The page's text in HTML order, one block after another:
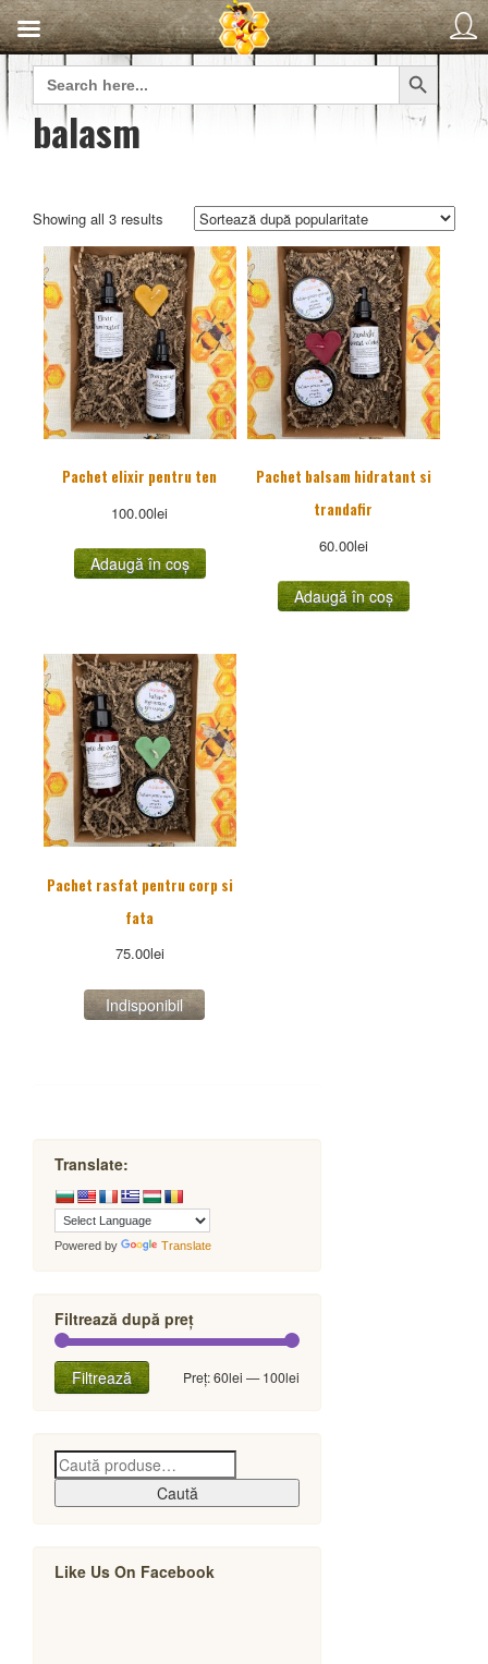
Search
for:
Search Button
balasm
Showing all 3 results Sorted
by
popularity
Pachet elixir pentru ten
100.00lei
Adaugă în coș
Pachet balsam hidratant si
trandafir
60.00lei
Adaugă în coș
Pachet rasfat pentru corp si
fata
75.00lei
Translate:
Powered by Translate
Filtrează după preț
Filtrează Preț:60lei —100lei
Caută
Like Us On Facebook